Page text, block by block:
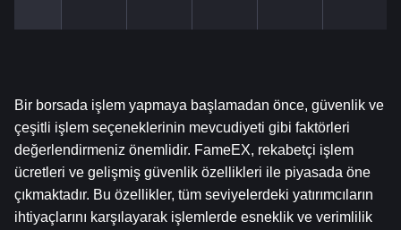
Bir borsada işlem yapmaya başlamadan önce, güvenlik ve
çeşitli işlem seçeneklerinin mevcudiyeti gibi faktörleri
değerlendirmeniz önemlidir. FameEX, rekabetçi işlem
ücretleri ve gelişmiş güvenlik özellikleri ile piyasada öne
çıkmaktadır. Bu özellikler, tüm seviyelerdeki yatırımcıların
ihtiyaçlarını karşılayarak işlemlerde esneklik ve verimlilik